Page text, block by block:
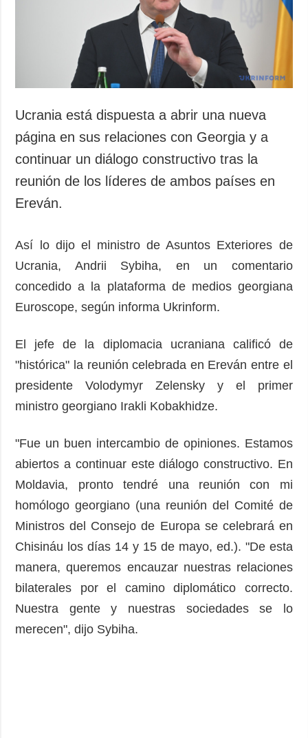
Desastres y
datos personales
ADICIONAL
Podcasts
Publicaciones
Entrevistas
Video
Releases
SERVICIOS
Suscripción
Banco de
imágenes
Ucrania está dispuesta a abrir una nueva
página en sus relaciones con Georgia y a
continuar un diálogo constructivo tras la
reunión de los líderes de ambos países en
Ereván.
Así lo dijo el ministro de Asuntos Exteriores de
Ucrania, Andrii Sybiha, en un comentario
concedido a la plataforma de medios georgiana
Euroscope, según informa Ukrinform.
El jefe de la diplomacia ucraniana calificó de
"histórica" ​​la reunión celebrada en Ereván entre el
presidente Volodymyr Zelensky y el primer
ministro georgiano Irakli Kobakhidze.
"Fue un buen intercambio de opiniones. Estamos
abiertos a continuar este diálogo constructivo. En
Moldavia, pronto tendré una reunión con mi
homólogo georgiano (una reunión del Comité de
Ministros del Consejo de Europa se celebrará en
Chisináu los días 14 y 15 de mayo, ed.). "De esta
manera, queremos encauzar nuestras relaciones
bilaterales por el camino diplomático correcto.
Nuestra gente y nuestras sociedades se lo
merecen", dijo Sybiha.